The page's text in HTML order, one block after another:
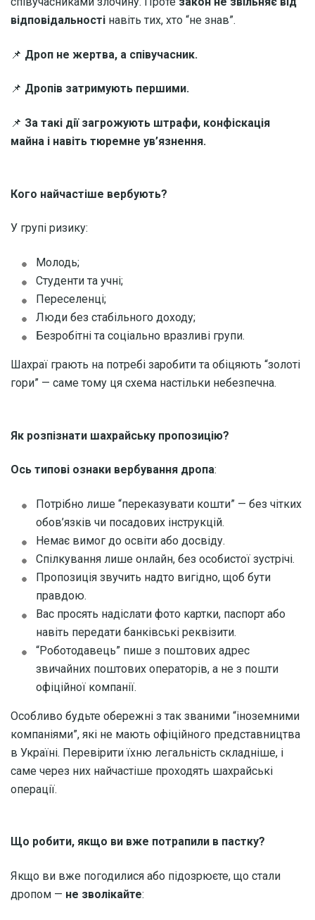
відповідальності навіть тих, хто “не знав”.
📌 Дроп не жертва, а співучасник.
📌 Дропів затримують першими.
📌 За такі дії загрожують штрафи, конфіскація
майна і навіть тюремне ув’язнення.
Кого найчастіше вербують?
У групі ризику:
Молодь;
Студенти та учні;
Переселенці;
Люди без стабільного доходу;
Безробітні та соціально вразливі групи.
Шахраї грають на потребі заробити та обіцяють “золоті
гори” — саме тому ця схема настільки небезпечна.
Як розпізнати шахрайську пропозицію?
Ось типові ознаки вербування дропа:
Потрібно лише “переказувати кошти” — без чітких
обов’язків чи посадових інструкцій.
Немає вимог до освіти або досвіду.
Спілкування лише онлайн, без особистої зустрічі.
Пропозиція звучить надто вигідно, щоб бути
правдою.
Вас просять надіслати фото картки, паспорт або
навіть передати банківські реквізити.
“Роботодавець” пише з поштових адрес
звичайних поштових операторів, а не з пошти
офіційної компанії.
Особливо будьте обережні з так званими “іноземними
компаніями”, які не мають офіційного представництва
в Україні. Перевірити їхню легальність складніше, і
саме через них найчастіше проходять шахрайські
операції.
Що робити, якщо ви вже потрапили в пастку?
Якщо ви вже погодилися або підозрюєте, що стали
дропом — не зволікайте: